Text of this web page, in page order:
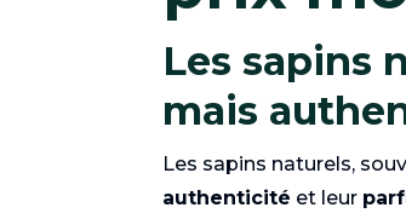
Les sapins
mais
Les sapins naturels,
authenticité et leur